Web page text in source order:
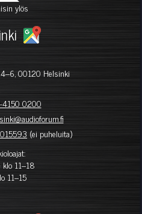
ylös
00120 Helsinki
0200
(ei puheluita)
klo 11–18
11–15